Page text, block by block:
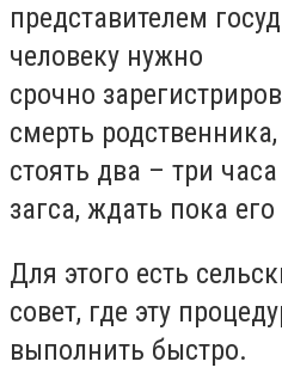
представителем
человеку нужно
срочно
смерть
стоять два – три
загса, ждать пока
Для этого есть
совет, где эту
выполнить быстро.